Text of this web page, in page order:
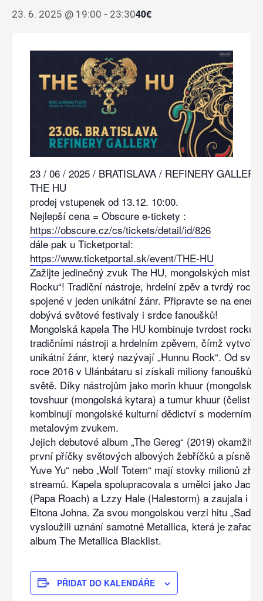
23. 6. 2025 @ 19:00 - 23:3040€
23 / 06 / 2025 / BRATISLAVA / REFINERY GALLERY
THE HU
prodej vstupenek od 13.12. 10:00.
Nejlepší cena = Obscure e-tickety :
https://obscure.cz/cs/tickets/detail/id/826
dále pak u Ticketportal:
https://www.ticketportal.sk/event/THE-HU
Zažijte jedinečný zvuk The HU, mongolských mistrů
Rocku“! Tradiční nástroje, hrdelní zpěv a tvrdý rock
spojené v jeden unikátní žánr. Připravte se na
dobývá světové festivaly i srdce fanoušků!
Mongolská kapela The HU kombinuje tvrdost rocku
tradičními nástroji a hrdelním zpěvem, čímž
unikátní žánr, který nazývají „Hunnu Rock“. Od
roce 2016 v Ulánbátaru si získali miliony fanoušků
světě. Díky nástrojům jako morin khuur (mongolská
tovshuur (mongolská kytara) a tumur khuur (čelistní
kombinují mongolské kulturní dědictví s moderním
metalovým zvukem.
Jejich debutové album „The Gereg“ (2019) okamžitě
první příčky světových albových žebříčků a písně
Yuve Yu“ nebo „Wolf Totem“ mají stovky milionů
streamů. Kapela spolupracovala s umělci jako
(Papa Roach) a Lzzy Hale (Halestorm) a zaujala i
Eltona Johna. Za svou mongolskou verzi hitu „Sad
vysloužili uznání samotné Metallica, která je
album The Metallica Blacklist.
PŘIDAT DO KALENDÁŘE